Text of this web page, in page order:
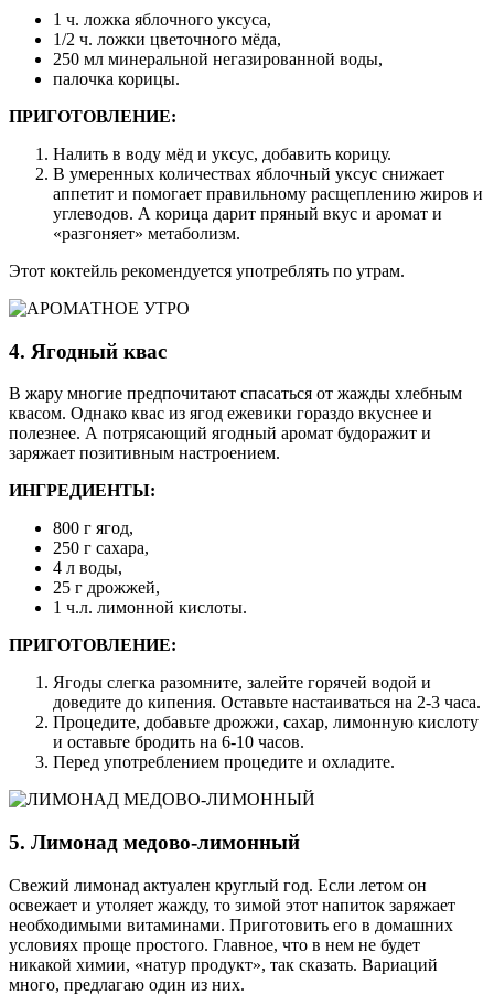
1 ч. ложка яблочного уксуса,
1/2 ч. ложки цветочного мёда,
250 мл минеральной негазированной воды,
палочка корицы.
ПРИГОТОВЛЕНИЕ:
Налить в воду мёд и уксус, добавить корицу.
В умеренных количествах яблочный уксус снижает
аппетит и помогает правильному расщеплению жиров и
углеводов. А корица дарит пряный вкус и аромат и
«разгоняет» метаболизм.
Этот коктейль рекомендуется употреблять по утрам.
4. Ягодный квас
В жару многие предпочитают спасаться от жажды хлебным
квасом. Однако квас из ягод ежевики гораздо вкуснее и
полезнее. А потрясающий ягодный аромат будоражит и
заряжает позитивным настроением.
ИНГРЕДИЕНТЫ:
800 г ягод,
250 г сахара,
4 л воды,
25 г дрожжей,
1 ч.л. лимонной кислоты.
ПРИГОТОВЛЕНИЕ:
Ягоды слегка разомните, залейте горячей водой и
доведите до кипения. Оставьте настаиваться на 2-3 часа.
Процедите, добавьте дрожжи, сахар, лимонную кислоту
и оставьте бродить на 6-10 часов.
Перед употреблением процедите и охладите.
5. Лимонад медово-лимонный
Свежий лимонад актуален круглый год. Если летом он
освежает и утоляет жажду, то зимой этот напиток заряжает
необходимыми витаминами. Приготовить его в домашних
условиях проще простого. Главное, что в нем не будет
никакой химии, «натур продукт», так сказать. Вариаций
много, предлагаю один из них.